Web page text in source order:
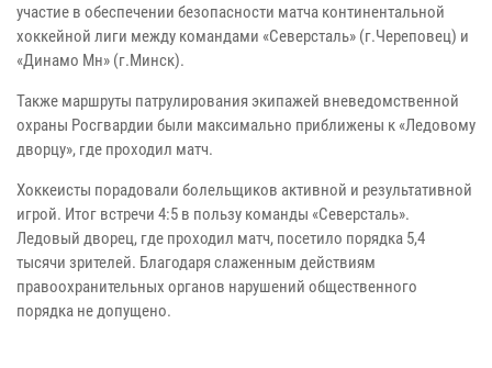
участие в обеспечении безопасности матча континентальной
хоккейной лиги между командами «Северсталь» (г.Череповец) и
«Динамо Мн» (г.Минск).
Также маршруты патрулирования экипажей вневедомственной
охраны Росгвардии были максимально приближены к «Ледовому
дворцу», где проходил матч.
Хоккеисты порадовали болельщиков активной и результативной
игрой. Итог встречи 4:5 в пользу команды «Северсталь».
Ледовый дворец, где проходил матч, посетило порядка 5,4
тысячи зрителей. Благодаря слаженным действиям
правоохранительных органов нарушений общественного
порядка не допущено.